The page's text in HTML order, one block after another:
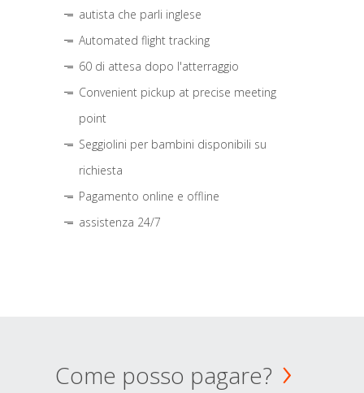
autista che parli inglese
Automated flight tracking
60 di attesa dopo l'atterraggio
Convenient pickup at precise meeting
point
Seggiolini per bambini disponibili su
richiesta
Pagamento online e offline
assistenza 24/7
Come posso pagare?